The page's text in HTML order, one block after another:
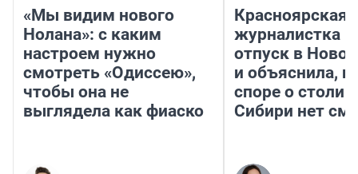
«Мы видим нового
Нолана»: с каким
настроем нужно
смотреть «Одиссею»,
чтобы она не
выглядела как фиаско
Красноярская
журналистка
отпуск в
и объяснила,
споре о
Сибири нет